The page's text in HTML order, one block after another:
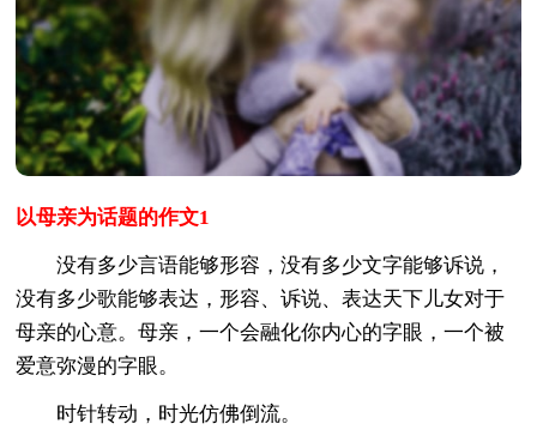
以母亲为话题的作文1
没有多少言语能够形容，没有多少文字能够诉说，
没有多少歌能够表达，形容、诉说、表达天下儿女对于
母亲的心意。母亲，一个会融化你内心的字眼，一个被
爱意弥漫的字眼。
时针转动，时光仿佛倒流。